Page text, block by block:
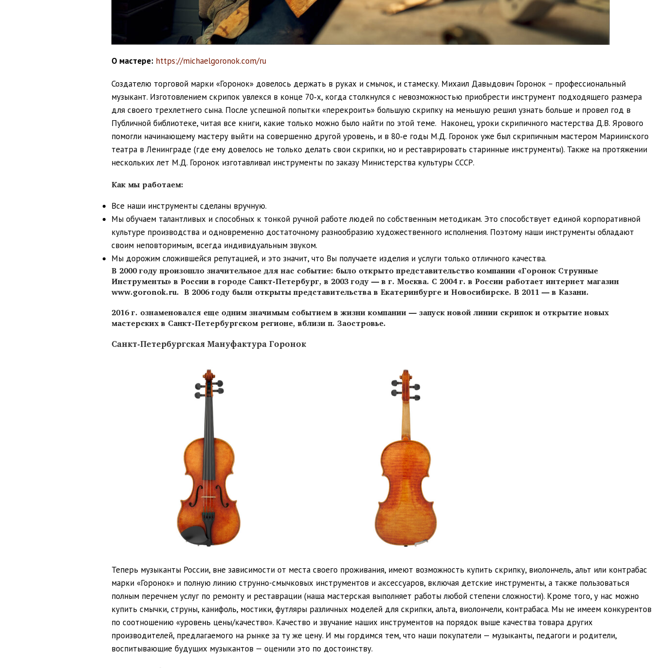
О мастере: https://michaelgoronok.com/ru
Создателю торговой марки «Горонок» довелось держать в руках и смычок, и стамеску. Михаил Давыдович Горонок – профессиональный
музыкант. Изготовлением скрипок увлекся в конце 70‑х, когда столкнулся с невозможностью приобрести инструмент подходящего размера
для своего трехлетнего сына. После успешной попытки «перекроить» большую скрипку на меньшую решил узнать больше и провел год в
Публичной библиотеке, читая все книги, какие только можно было найти по этой теме. Наконец, уроки скрипичного мастерства Д.В. Ярового
помогли начинающему мастеру выйти на совершенно другой уровень, и в 80‑е годы М.Д. Горонок уже был скрипичным мастером Мариинского
театра в Ленинграде (где ему довелось не только делать свои скрипки, но и реставрировать старинные инструменты). Также на протяжении
нескольких лет М.Д. Горонок изготавливал инструменты по заказу Министерства культуры СССР.
Как мы работаем:
Все наши инструменты сделаны вручную.
Мы обучаем талантливых и способных к тонкой ручной работе людей по собственным методикам. Это способствует единой корпоративной
культуре производства и одновременно достаточному разнообразию художественного исполнения. Поэтому наши инструменты обладают
своим неповторимым, всегда индивидуальным звуком.
Мы дорожим сложившейся репутацией, и это значит, что Вы получаете изделия и услуги только отличного качества.
В 2000 году произошло значительное для нас событие: было открыто представительство компании «Горонок Струнные
Инструменты» в России в городе Санкт-Петербург, в 2003 году — в г. Москва. С 2004 г. в России работает интернет магазин
www.goronok.ru. В 2006 году были открыты представительства в Екатеринбурге и Новосибирске. В 2011 — в Казани.
2016 г. ознаменовался еще одним значимым событием в жизни компании — запуск новой линии скрипок и открытие новых
мастерских в Санкт-Петербургском регионе, вблизи п. Заостровье.
Санкт-Петербургская Мануфактура Горонок
Теперь музыканты России, вне зависимости от места своего проживания, имеют возможность купить скрипку, виолончель, альт или контрабас
марки «Горонок» и полную линию струнно-смычковых инструментов и аксессуаров, включая детские инструменты, а также пользоваться
полным перечнем услуг по ремонту и реставрации (наша мастерская выполняет работы любой степени сложности). Кроме того, у нас можно
купить смычки, струны, канифоль, мостики, футляры различных моделей для скрипки, альта, виолончели, контрабаса. Мы не имеем конкурентов
по соотношению «уровень цены/качество». Качество и звучание наших инструментов на порядок выше качества товара других
производителей, предлагаемого на рынке за ту же цену. И мы гордимся тем, что наши покупатели — музыканты, педагоги и родители,
воспитывающие будущих музыкантов — оценили это по достоинству.